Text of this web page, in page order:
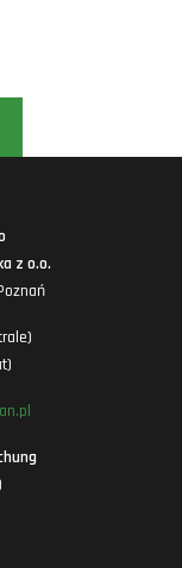
z o.o.